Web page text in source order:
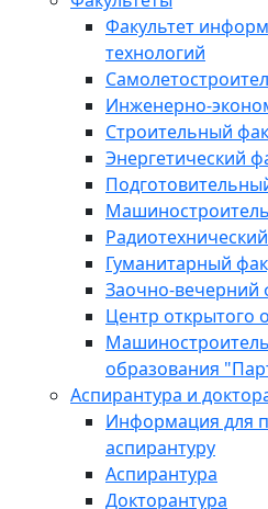
Факультет
технологий
Инженерно-
Строительный
Энергетический
Гуманитарный
Заочно-вечерний
Центр открытого
образования
Аспирантура и
Информация для
аспирантуру
Аспирантура
Докторантура